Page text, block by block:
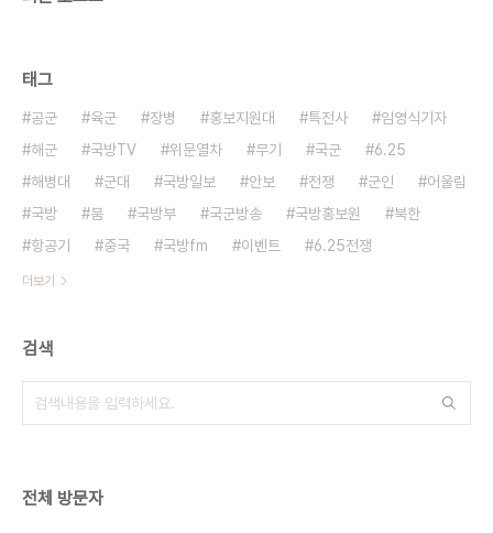
태그
공군 육군 장병 홍보지원대 특전사
임영식기자
해군
국방TV 위문열차 무기 국군
6.25
해병대
군대 국방일보 안보 전쟁 군인
어울림
국방
붐 국방부 국군방송 국방홍보원
북한
항공기
중국 국방fm 이벤트 6.25전쟁
더보기
검색
전체 방문자